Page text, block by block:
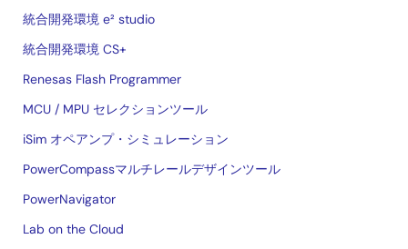
統合開発環境 e² studio
統合開発環境 CS+
Renesas Flash Programmer
MCU / MPU セレクションツール
iSim オペアンプ・シミュレーション
PowerCompassマルチレールデザインツール
PowerNavigator
Lab on the Cloud